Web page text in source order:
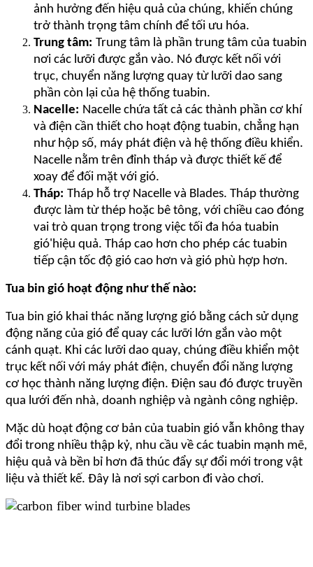
ảnh hưởng đến hiệu quả của chúng, khiến chúng
trở thành trọng tâm chính để tối ưu hóa.
Trung tâm: Trung tâm là phần trung tâm của tuabin
nơi các lưỡi được gắn vào. Nó được kết nối với
trục, chuyển năng lượng quay từ lưỡi dao sang
phần còn lại của hệ thống tuabin.
Nacelle: Nacelle chứa tất cả các thành phần cơ khí
và điện cần thiết cho hoạt động tuabin, chẳng hạn
như hộp số, máy phát điện và hệ thống điều khiển.
Nacelle nằm trên đỉnh tháp và được thiết kế để
xoay để đối mặt với gió.
Tháp: Tháp hỗ trợ Nacelle và Blades. Tháp thường
được làm từ thép hoặc bê tông, với chiều cao đóng
vai trò quan trọng trong việc tối đa hóa tuabin
gió' hiệu quả. Tháp cao hơn cho phép các tuabin
tiếp cận tốc độ gió cao hơn và gió phù hợp hơn.
Tua bin gió hoạt động như thế nào:
Tua bin gió khai thác năng lượng gió bằng cách sử dụng
động năng của gió để quay các lưỡi lớn gắn vào một
cánh quạt. Khi các lưỡi dao quay, chúng điều khiển một
trục kết nối với máy phát điện, chuyển đổi năng lượng
cơ học thành năng lượng điện. Điện sau đó được truyền
qua lưới đến nhà, doanh nghiệp và ngành công nghiệp.
Mặc dù hoạt động cơ bản của tuabin gió vẫn không thay
đổi trong nhiều thập kỷ, nhu cầu về các tuabin mạnh mẽ,
hiệu quả và bền bỉ hơn đã thúc đẩy sự đổi mới trong vật
liệu và thiết kế. Đây là nơi sợi carbon đi vào chơi.